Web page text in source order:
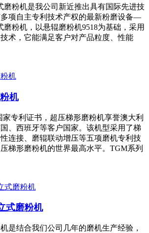
磨粉机是我公司新近推出具有国际先进技
项自主专利技术产权的最新粉磨设备—
磨粉机，以悬辊磨粉机9518为基础，采用
术，它能满足客户对产品粒度、性能
机
家专利证书，超压梯形磨粉机享誉澳大利
、西班牙等客户国家。该机型采用了梯
连接、磨辊联动增压等五项磨机专利技
梯形磨粉机的世界最高水平。TGM系列
式磨粉机
是结合我们公司几年的磨机生产经验，